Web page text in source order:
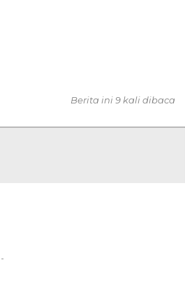
Berita ini 9 kali dibaca